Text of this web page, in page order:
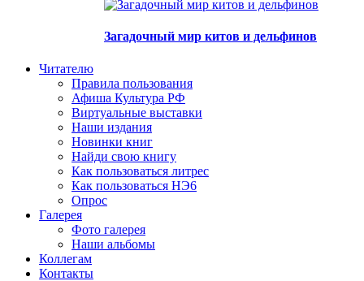
Загадочный мир китов и дельфинов
Читателю
Правила пользования
Афиша Культура РФ
Виртуальные выставки
Наши издания
Новинки книг
Найди свою книгу
Как пользоваться литрес
Как пользоваться НЭ6
Опрос
Галерея
Фото галерея
Наши альбомы
Коллегам
Контакты